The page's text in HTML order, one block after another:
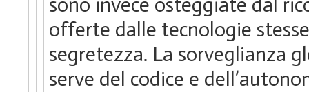
offerte dalle tecnologie
segretezza. La sorveglianza
serve del codice e